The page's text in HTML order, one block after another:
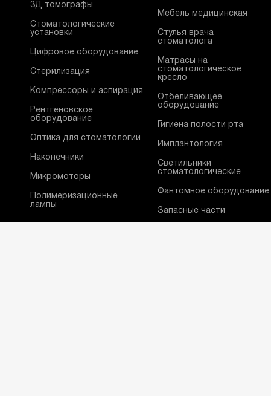
3Д томографы
Стоматологические
установки
Цифровое оборудование
Стерилизация
Компрессоры и аспирация
Рентгеновское
оборудование
Оптика для стоматологии
Наконечники
Микромоторы
Полимеризационные
лампы
Мебель медицинская
Стулья врача
стоматолога
Матрасы на
стоматологическое
кресло
Отбеливающее
оборудование
Гигиена полости рта
Имплантология
Светильники
стоматологические
Фантомное оборудование
Запасные части